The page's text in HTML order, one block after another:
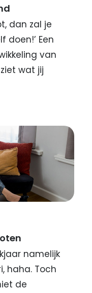
dan zal je
doen!’ Een
van
wat jij
namelijk
haha. Toch
de